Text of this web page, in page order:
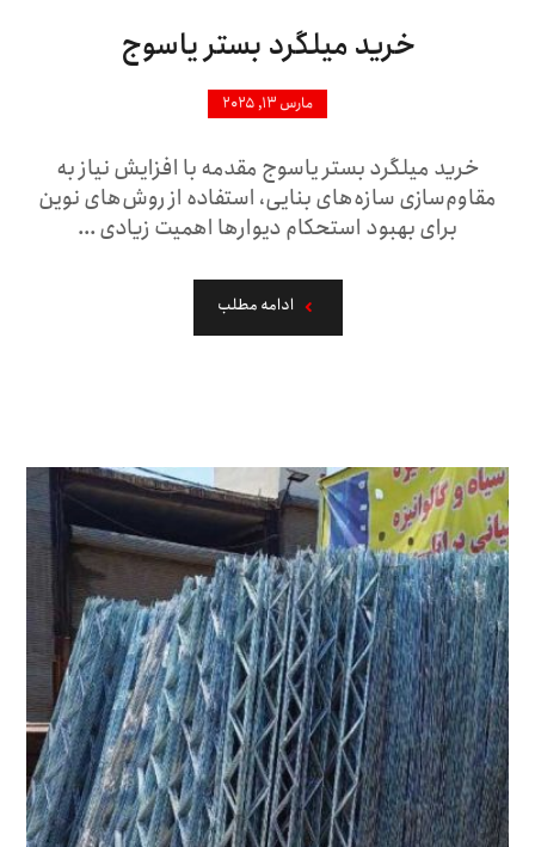
خرید میلگرد بستر یاسوج
مارس ۱۳, ۲۰۲۵
خرید میلگرد بستر یاسوج مقدمه با افزایش نیاز به
مقاوم‌سازی سازه‌های بنایی، استفاده از روش‌های نوین
برای بهبود استحکام دیوارها اهمیت زیادی ...
ادامه مطلب